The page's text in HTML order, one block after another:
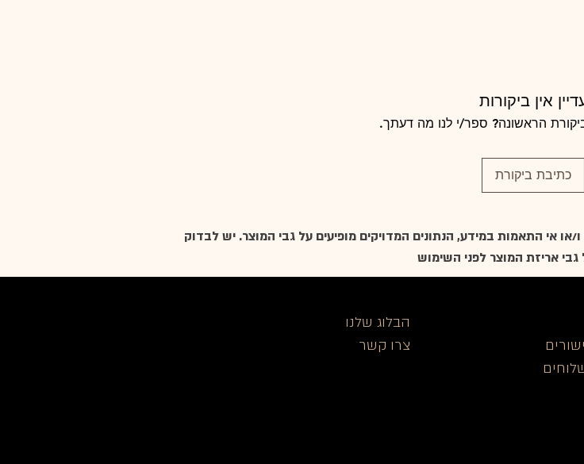
אין ביקורות
הראשונה? ספר/י לנו מה דעתך.
כתיבת ביקורת
או אי התאמות במידע, הנתונים המדויקים מופיעים על גבי המוצר. יש לבדוק
אריזת המוצר לפני השימוש
הבלוג שלנו
צרו קשר